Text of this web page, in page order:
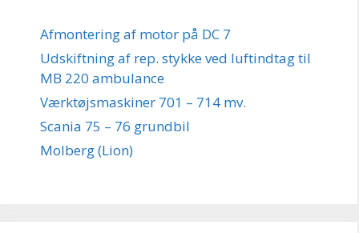
Afmontering af motor på DC 7
Udskiftning af rep. stykke ved luftindtag til
MB 220 ambulance
Værktøjsmaskiner 701 – 714 mv.
Scania 75 – 76 grundbil
Molberg (Lion)